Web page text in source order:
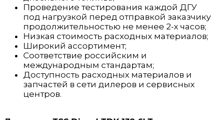
Проведение тестирования каждой ДГУ
под нагрузкой перед отправкой заказчику
продолжительностью не менее 2-х часов;
Низкая стоимость расходных материалов;
Широкий ассортимент;
Соответствие российским и
международным стандартам;
Доступность расходных материалов и
запчастей в сети дилеров и сервисных
центров.